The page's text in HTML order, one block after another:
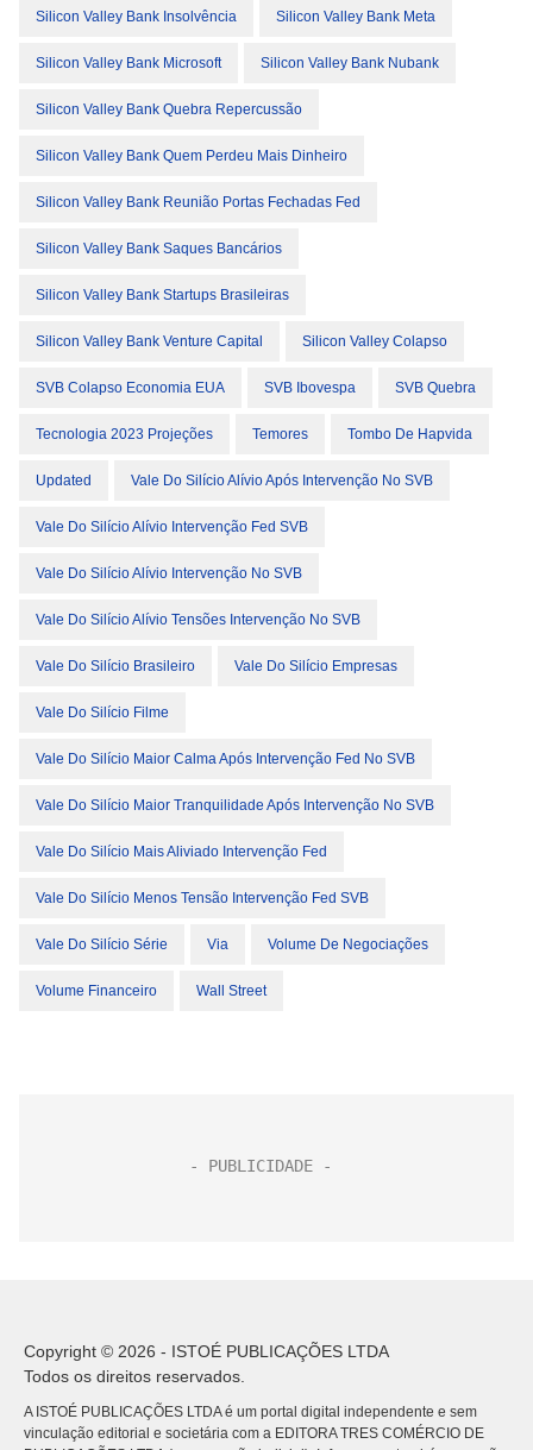
Silicon Valley Bank Insolvência Silicon Valley Bank Meta
Silicon Valley Bank Microsoft Silicon Valley Bank Nubank
Silicon Valley Bank Quebra Repercussão
Silicon Valley Bank Quem Perdeu Mais Dinheiro
Silicon Valley Bank Reunião Portas Fechadas Fed
Silicon Valley Bank Saques Bancários
Silicon Valley Bank Startups Brasileiras
Silicon Valley Bank Venture Capital Silicon Valley Colapso
SVB Colapso Economia EUA SVB Ibovespa SVB Quebra
Tecnologia 2023 Projeções Temores Tombo De Hapvida
Updated Vale Do Silício Alívio Após Intervenção No SVB
Vale Do Silício Alívio Intervenção Fed SVB
Vale Do Silício Alívio Intervenção No SVB
Vale Do Silício Alívio Tensões Intervenção No SVB
Vale Do Silício Brasileiro Vale Do Silício Empresas
Vale Do Silício Filme
Vale Do Silício Maior Calma Após Intervenção Fed No SVB
Vale Do Silício Maior Tranquilidade Após Intervenção No SVB
Vale Do Silício Mais Aliviado Intervenção Fed
Vale Do Silício Menos Tensão Intervenção Fed SVB
Vale Do Silício Série Via Volume De Negociações
Volume Financeiro Wall Street
Copyright © 2026 - ISTOÉ PUBLICAÇÕES LTDA
Todos os direitos reservados.
A ISTOÉ PUBLICAÇÕES LTDA é um portal digital independente e sem
vinculação editorial e societária com a EDITORA TRES COMÉRCIO DE